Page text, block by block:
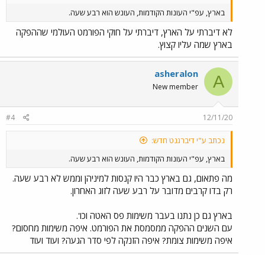
בארץ, עפ"י העונות הקודמות, העונש הוא רבע שעה.
לא דיברתי על הארץ, דיברתי על חוקי הפורמט העולמי שההפקה
בארץ שמה עליו קצוץ.
A
asheralon
New member
12/11/20
#4
נכתב ע"י דיברגנט חדש:
בארץ, עפ"י העונות הקודמות, העונש הוא רבע שעה.
מה פתאום, גם בארץ כבר היו קנסות למיניהן וממש לא רבע שעה.
רק בדו קרבים מדובר על רבע שעה לזוג האחרון.
בארץ גם כן נתנו בעבר משימות פס האטה וכו'.
עם השנים ההפקה ממסמסת את הפורמט. איפה משימות מחסום?
איפה משימות צומת? איפה הזנקה לפי סדר הגעה? ועוד ועוד